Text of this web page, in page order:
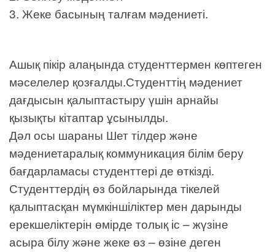
3. Жеке басының талғам мәдениеті.
Ашық пікір алаңында студенттермен көптеген
мәселелер қозғалды.Студенттің мәдениет
дағдысын қалыптастыру үшін арнайы
қызықты кітаптар ұсынылды.
Дәл осы шараны Шет тілдер және
мәдениетаралық коммуникация білім беру
бағдарламасы студенттері де өткізді.
Студенттердің өз бойларында тікелей
қалыптасқан мүмкіншіліктер мен дарынды
ерекшеліктерін өмірде толық іс – жүзіне
асыра білу және жеке өз – өзіне деген